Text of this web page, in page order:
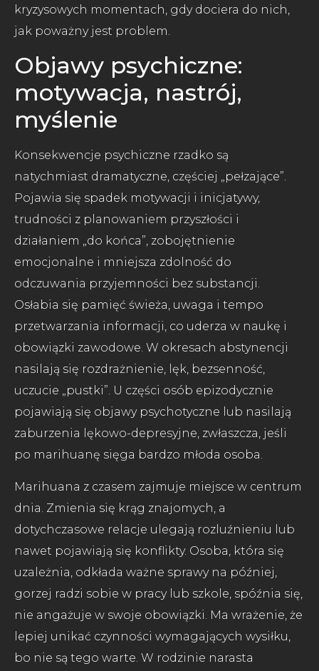
kryzysowych momentach, gdy dociera do nich,
jak poważny jest problem.
Objawy psychiczne:
motywacja, nastrój,
myślenie
Konsekwencje psychiczne rzadko są
natychmiast dramatyczne, częściej „pełzające”.
Pojawia się spadek motywacji i inicjatywy,
trudności z planowaniem przyszłości i
działaniem „do końca”, zobojętnienie
emocjonalne i mniejsza zdolność do
odczuwania przyjemności bez substancji.
Osłabia się pamięć świeża, uwaga i tempo
przetwarzania informacji, co uderza w naukę i
obowiązki zawodowe. W okresach abstynencji
nasilają się rozdrażnienie, lęk, bezsenność,
uczucie „pustki”. U części osób epizodycznie
pojawiają się objawy psychotyczne lub nasilają
zaburzenia lękowo-depresyjne, zwłaszcza, jeśli
po marihuanę sięga bardzo młoda osoba.
Marihuana z czasem zajmuje miejsce w centrum
dnia. Zmienia się krąg znajomych, a
dotychczasowe relacje ulegają rozluźnieniu lub
nawet pojawiają się konflikty. Osoba, która się
uzależnia, odkłada ważne sprawy na później,
gorzej radzi sobie w pracy lub szkole, spóźnia się,
nie angażuje w swoje obowiązki. Ma wrażenie, że
lepiej unikać czynności wymagających wysiłku,
bo nie są tego warte. W rodzinie narasta